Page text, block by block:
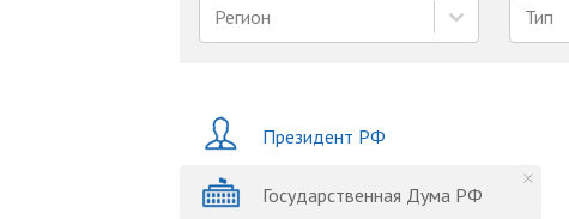
Регион Тип
Президент РФ
Государственная Дума РФ